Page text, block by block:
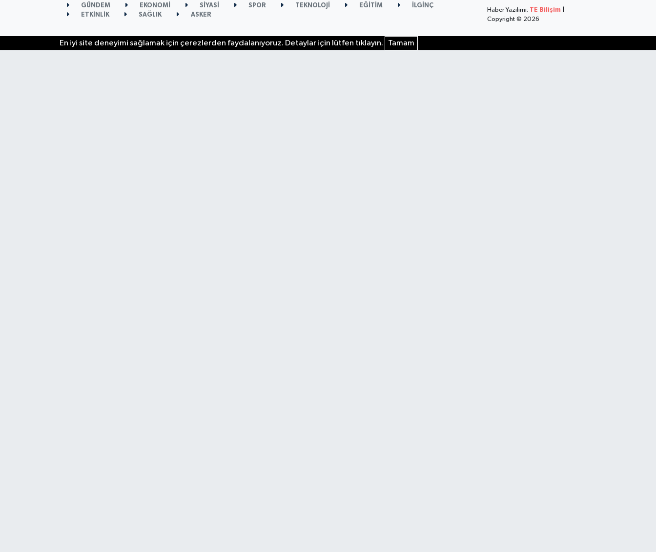
GÜNDEM EKONOMİ SİYASİ SPOR TEKNOLOJİ EĞİTİM
İLGİNÇ
ETKİNLİK
SAĞLIK ASKER
Haber Yazılımı: TE Bilişim
Copyright © 2026
En iyi site deneyimi sağlamak için çerezlerden faydalanıyoruz. Detaylar için lütfen tıklayın. Tamam